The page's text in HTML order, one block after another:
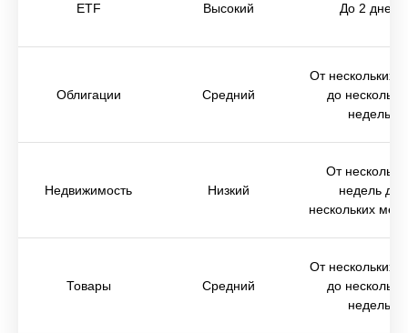
ETF Высокий До 2 дней
Облигации Средний
От нескольких
до
недель
Недвижимость Низкий
От
недель до
нескольких
Товары Средний
От нескольких
до
недель